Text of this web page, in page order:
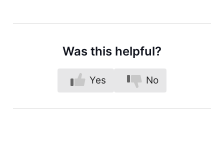
Was this helpful?
Yes No